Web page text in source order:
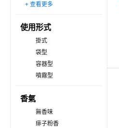
衣櫃/抽屜/鞋櫃
鞋
+ 查看更多
使用形式
掛式
袋型
容器型
噴霧型
香氣
無香味
痱子粉香